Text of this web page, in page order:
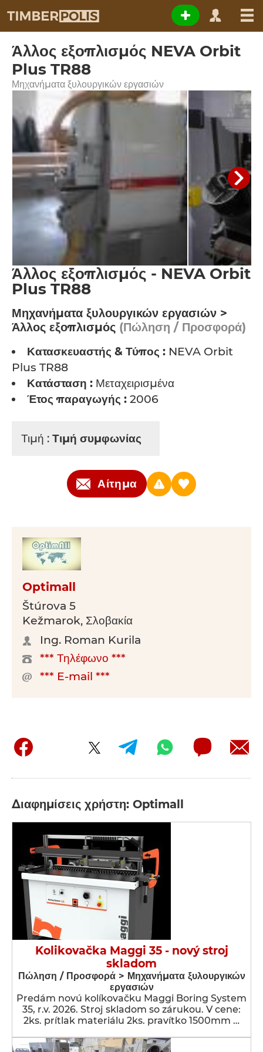
Άλλος εξοπλισμός NEVA Orbit
Plus TR88
Μηχανήματα ξυλουργικών εργασιών
Άλλος εξοπλισμός - NEVA Orbit
Plus TR88
Μηχανήματα ξυλουργικών εργασιών >
Άλλος εξοπλισμός (Πώληση / Προσφορά)
Κατασκευαστής & Τύπος : NEVA Orbit
Plus TR88
Κατάσταση : Μεταχειρισμένα
Έτος παραγωγής : 2006
Τιμή : Τιμή συμφωνίας
Αίτημα
Optimall
Štúrova 5
Kežmarok, Σλοβακία
Ing. Roman Kurila
*** Τηλέφωνο ***
*** E-mail ***
Διαφημίσεις χρήστη: Optimall
Kolikovačka Maggi 35 - nový stroj
skladom
Πώληση / Προσφορά > Μηχανήματα ξυλουργικών
εργασιών
Predám novú kolíkovačku Maggi Boring System
35, r.v. 2026. Stroj skladom so zárukou. V cene:
2ks. prítlak materiálu 2ks. pravítko 1500mm …